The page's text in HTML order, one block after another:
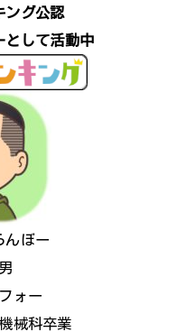
ング公認
として活動中
んぼー
ォー
械科卒業